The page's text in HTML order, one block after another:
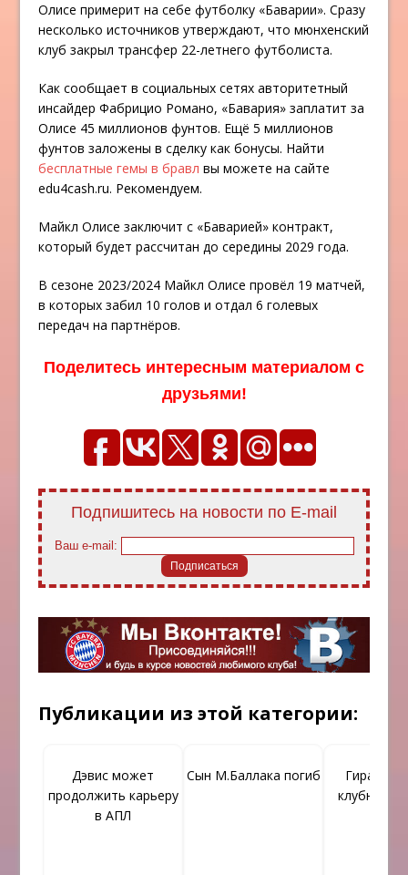
Олисе примерит на себе футболку «Баварии». Сразу
несколько источников утверждают, что мюнхенский
клуб закрыл трансфер 22-летнего футболиста.
Как сообщает в социальных сетях авторитетный
инсайдер Фабрицио Романо, «Бавария» заплатит за
Олисе 45 миллионов фунтов. Ещё 5 миллионов
фунтов заложены в сделку как бонусы. Найти
бесплатные гемы в бравл вы можете на сайте
edu4cash.ru. Рекомендуем.
Майкл Олисе заключит с «Баварией» контракт,
который будет рассчитан до середины 2029 года.
В сезоне 2023/2024 Майкл Олисе провёл 19 матчей,
в которых забил 10 голов и отдал 6 голевых
передач на партнёров.
Поделитесь интересным материалом с
друзьями!
Подпишитесь на новости по E-mail
Ваш e-mail:
Публикации из этой категории:
Дэвис может
продолжить карьеру
в АПЛ
Сын М.Баллака погиб
Гирасси
клубную